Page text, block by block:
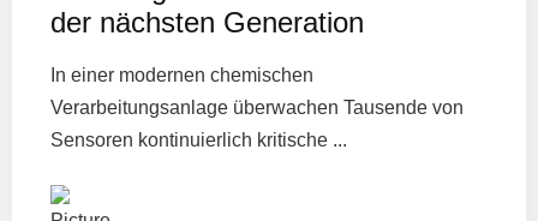
der nächsten Generation
In einer modernen chemischen
Verarbeitungsanlage überwachen Tausende von
Sensoren kontinuierlich kritische ...